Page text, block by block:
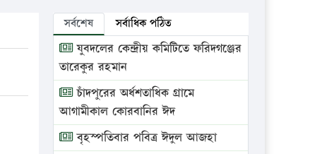
সর্বশেষ সর্বাধিক পঠিত
যুবদলের কেন্দ্রীয় কমিটিতে ফরিদগঞ্জের
তারেকুর রহমান
চাঁদপুরের অর্ধশতাধিক গ্রামে
আগামীকাল কোরবানির ঈদ
বৃহস্পতিবার পবিত্র ঈদুল আজহা